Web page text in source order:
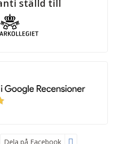
ställd till
Dela på Facebook